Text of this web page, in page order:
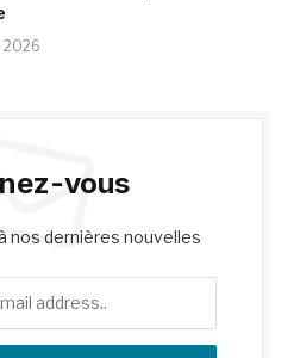
2026
vous
nos dernières nouvelles